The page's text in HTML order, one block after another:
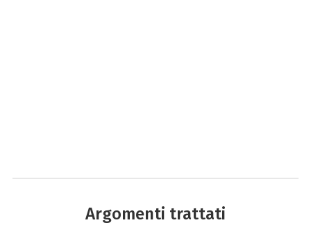
Argomenti trattati